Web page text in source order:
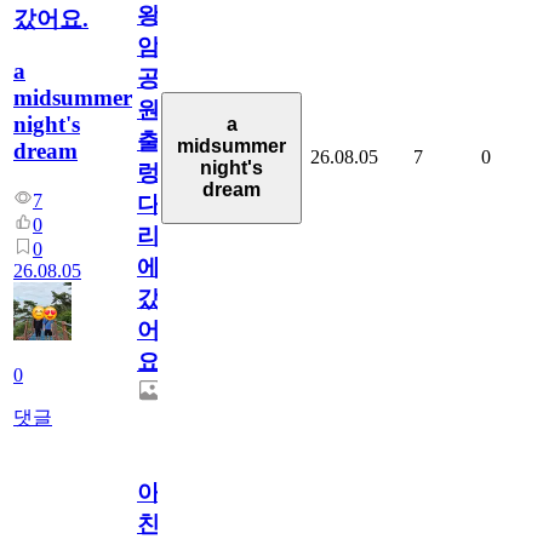
갔어요.
a
midsummer
night's
dream
7
0
0
26.08.05
0
댓글
왕
암
공
원
출
렁
다
리
에
갔
어
요.
a
midsummer
night's
dream
26.08.05 7 0
아.
친